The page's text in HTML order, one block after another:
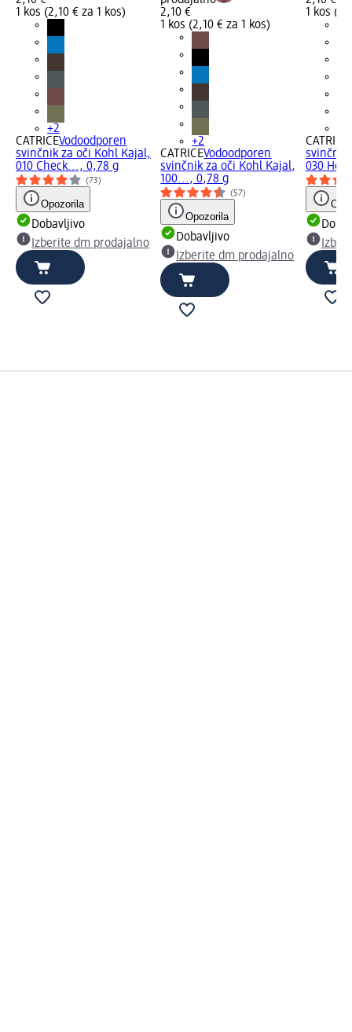
1 kos (2,10 € za 1 kos)
+2
CATRICEVodoodporen
svinčnik za oči Kohl Kajal,
010 Check..., 0,78 g
(73)
Opozorila
Dobavljivo
Izberite dm prodajalno
2,10 €
1 kos (2,10 € za 1 kos)
+2
CATRICEVodoodporen
svinčnik za oči Kohl Kajal,
100..., 0,78 g
(57)
Opozorila
Dobavljivo
Izberite dm prodajalno
1 kos
CATRICE
svinčnik
030